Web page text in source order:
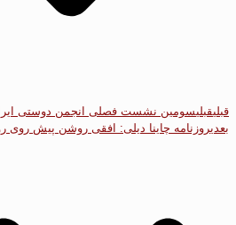
قبلیقبلیسومین نشست فصلی انجمن دوستی ایران و
بعدیروزنامه چاینا دیلی: افقی روشن پیش روی